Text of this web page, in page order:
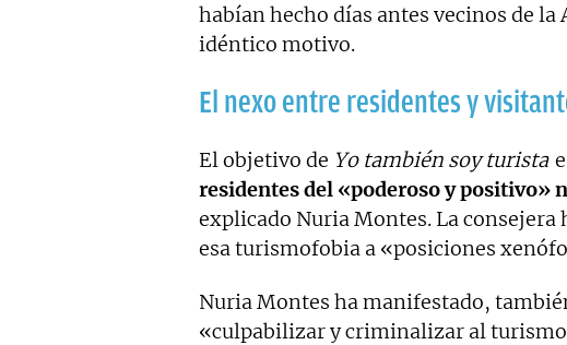
habían hecho días antes vecinos de
idéntico motivo.
El nexo entre residentes y
El objetivo de Yo también soy turista
residentes del «poderoso y positivo»
explicado Nuria Montes. La
esa turismofobia a «posiciones
Nuria Montes ha manifestado,
«culpabilizar y criminalizar al